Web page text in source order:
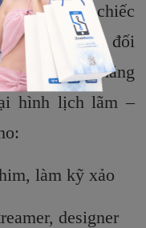
những chiếc
hề giới hạn đối
khủng, khả năng
hình lịch lãm –
làm kỹ xảo
designer